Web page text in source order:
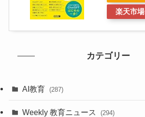
楽天市場
カテゴリー
AI教育 (287)
Weekly 教育ニュース (294)